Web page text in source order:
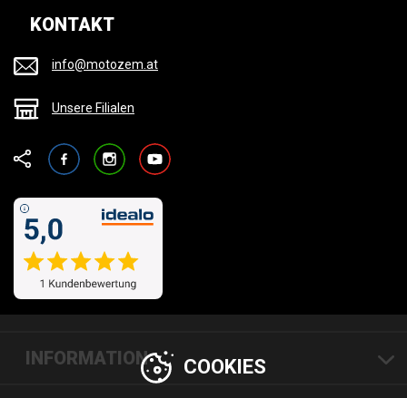
KONTAKT
info@motozem.at
Unsere Filialen
FacebookInstagramYouTube
INFORMATION COOKIES